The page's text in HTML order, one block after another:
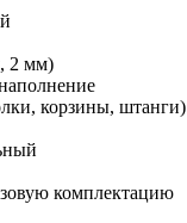
2 мм)
корзины, штанги)
комплектацию